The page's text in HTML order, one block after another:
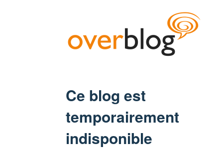
Ce blog est
temporairement
indisponible